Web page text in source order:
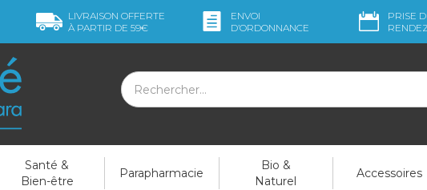
LIVRAISON OFFERTE
À PARTIR DE 59€
ENVOI
D’ORDONNANCE
PRISE
Santé &
Bien-être
Parapharmacie
Bio &
Naturel
Accessoires